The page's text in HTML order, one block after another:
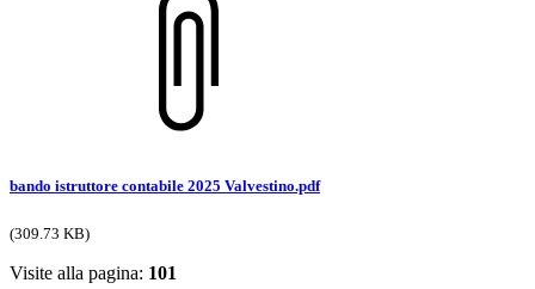
bando istruttore contabile 2025 Valvestino.pdf
(309.73 KB)
Visite alla pagina: 101